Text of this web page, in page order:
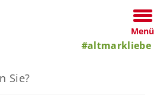
Menü
#altmarkliebe